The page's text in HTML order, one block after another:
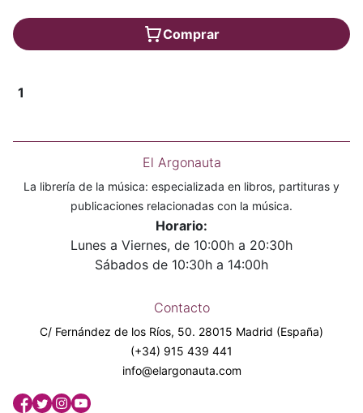
Comprar
1
El Argonauta
La librería de la música: especializada en libros, partituras y
publicaciones relacionadas con la música.
Horario:
Lunes a Viernes, de 10:00h a 20:30h
Sábados de 10:30h a 14:00h
Contacto
C/ Fernández de los Ríos, 50. 28015 Madrid (España)
(+34) 915 439 441
info@elargonauta.com